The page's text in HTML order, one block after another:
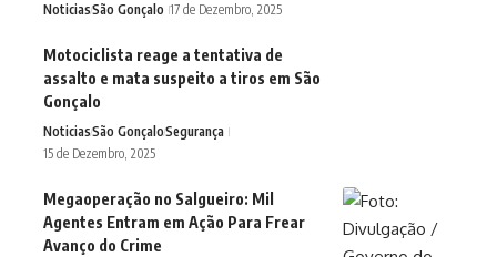
NoticiasSão Gonçalo 17 de Dezembro, 2025
Motociclista reage a tentativa de
assalto e mata suspeito a tiros em São
Gonçalo
NoticiasSão GonçaloSegurança
15 de Dezembro, 2025
Megaoperação no Salgueiro: Mil
Agentes Entram em Ação Para Frear
Avanço do Crime